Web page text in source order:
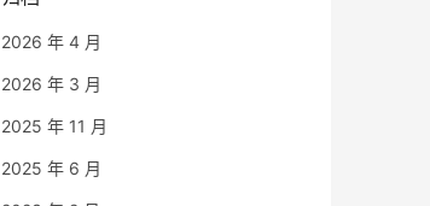
2026 年 4 月
2026 年 3 月
2025 年 11 月
2025 年 6 月